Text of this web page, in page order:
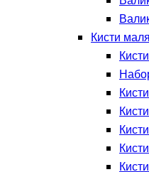
Кисти